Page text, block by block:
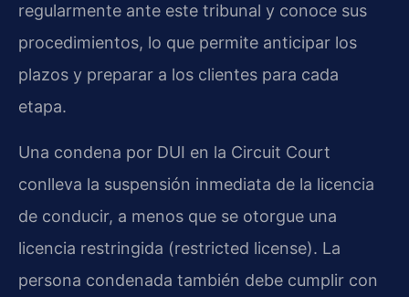
regularmente ante este tribunal y conoce sus
procedimientos, lo que permite anticipar los
plazos y preparar a los clientes para cada
etapa.
Una condena por DUI en la Circuit Court
conlleva la suspensión inmediata de la licencia
de conducir, a menos que se otorgue una
licencia restringida (restricted license). La
persona condenada también debe cumplir con